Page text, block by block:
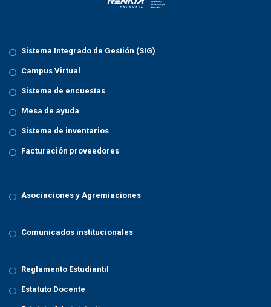
Sistema Integrado de Gestión (SIG)
Campus Virtual
Sistema de encuestas
Mesa de ayuda
Sistema de inventarios
Facturación proveedores
Asociaciones y Agremiaciones
Comunicados institucionales
Reglamento Estudiantil
Estatuto Docente